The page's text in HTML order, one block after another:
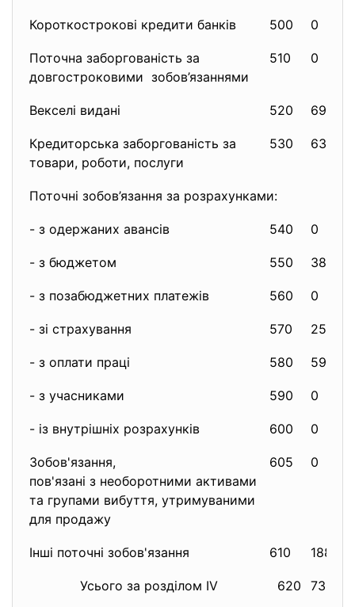
Короткострокові кредити банків 500 0
Поточна заборгованість за
довгостроковими зобов’язаннями
510 0
Векселі видані 520 693
Кредиторська заборгованість за
товари, роботи, послуги
530 6331
Поточні зобов’язання за розрахунками:
- з одержаних авансів 540 0
- з бюджетом 550 38
- з позабюджетних платежів 560 0
- зі страхування 570 25
- з оплати праці 580 59
- з учасниками 590 0
- із внутрішніх розрахунків 600 0
Зобов'язання,
пов'язані з необоротними активами
та групами вибуття, утримуваними
для продажу
605 0
Інші поточні зобов'язання 610 188
Усього за розділом IV 620 7334